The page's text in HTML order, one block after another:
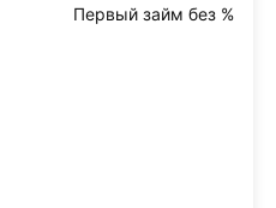
Первый займ без %